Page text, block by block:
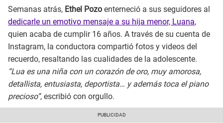
Semanas atrás, Ethel Pozo enterneció a sus seguidores al
dedicarle un emotivo mensaje a su hija menor, Luana,
quien acaba de cumplir 16 años. A través de su cuenta de
Instagram, la conductora compartió fotos y videos del
recuerdo, resaltando las cualidades de la adolescente.
“Lua es una niña con un corazón de oro, muy amorosa,
detallista, entusiasta, deportista… y además toca el piano
precioso”, escribió con orgullo.